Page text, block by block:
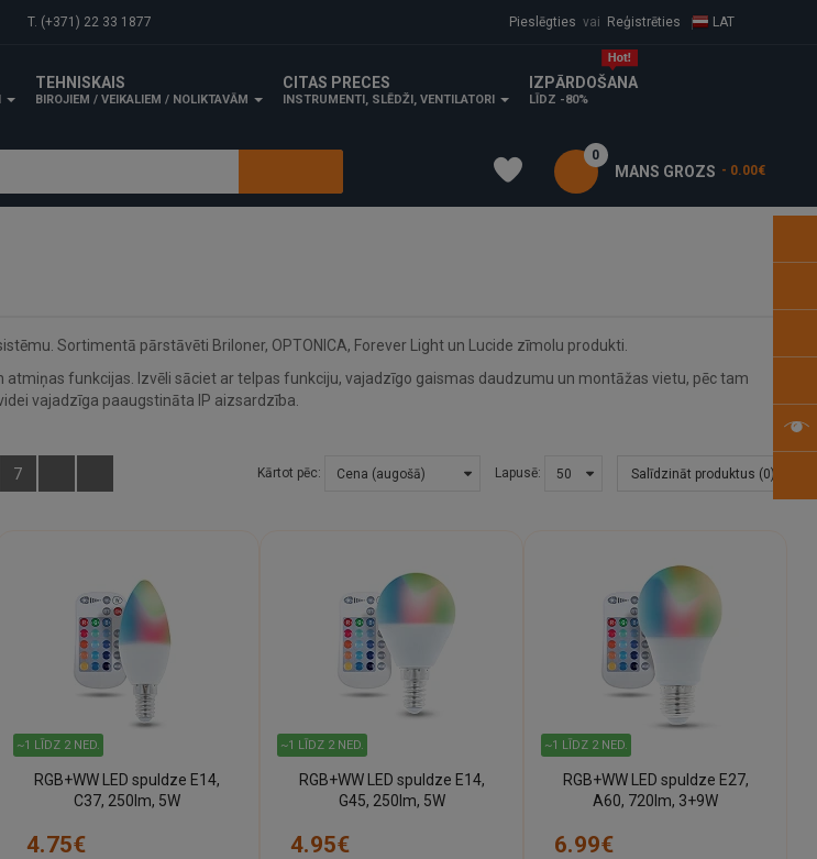
T. (+371) 22 33 1877 Pieslēgties vai Reģistrēties LAT
TEHNISKAIS
BIROJIEM / VEIKALIEM / NOLIKTAVĀM
CITAS PRECES
INSTRUMENTI, SLĒDŽI, VENTILATORI
IZPĀRDOŠANA
LĪDZ -80%
MANS GROZS
0
- 0.00€
Sortimentā pārstāvēti Briloner, OPTONICA, Forever Light un Lucide zīmolu produkti.
funkcijas. Izvēli sāciet ar telpas funkciju, vajadzīgo gaismas daudzumu un montāžas vietu, pēc tam
vajadzīga paaugstināta IP aizsardzība.
7 Kārtot pēc: Lapusē: Salīdzināt produktus (0)
~1 LĪDZ 2 NED.
RGB+WW LED spuldze E14,
C37, 250lm, 5W
4.75€
~1 LĪDZ 2 NED.
RGB+WW LED spuldze E14,
G45, 250lm, 5W
4.95€
~1 LĪDZ 2 NED.
RGB+WW LED spuldze E27,
A60, 720lm, 3+9W
6.99€